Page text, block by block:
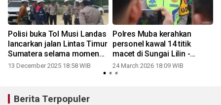
Polisi buka Tol Musi Landas
lancarkan jalan Lintas Timur
Sumatera selama momen
Natal dan Tahun Baru
13 December 2025 18:58 WIB
Polres Muba kerahkan
personel kawal 14 titik
macet di Sungai Lilin -
Bayung Lencir - Tungkal
Jaya
24 March 2026 18:09 WIB
Berita Terpopuler